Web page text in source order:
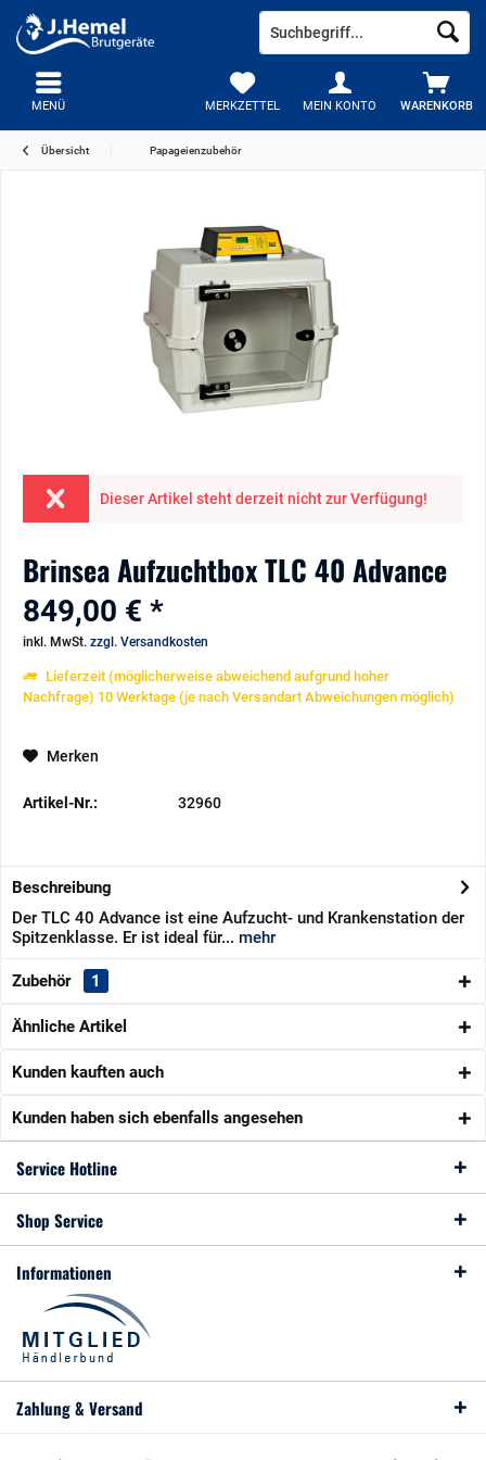
WARENKORB
MERKZETTEL MEIN KONTO
MENÜ
Übersicht Papageienzubehör
Dieser Artikel steht derzeit nicht zur Verfügung!
Brinsea Aufzuchtbox TLC 40 Advance
849,00 € *
inkl. MwSt. zzgl. Versandkosten
Lieferzeit (möglicherweise abweichend aufgrund hoher
Nachfrage) 10 Werktage (je nach Versandart Abweichungen möglich)
Merken
Artikel-Nr.: 32960
Beschreibung
Der TLC 40 Advance ist eine Aufzucht- und Krankenstation der
Spitzenklasse. Er ist ideal für... mehr
Zubehör 1
Ähnliche Artikel
Kunden kauften auch
Kunden haben sich ebenfalls angesehen
Service Hotline
Shop Service
Informationen
Zahlung & Versand